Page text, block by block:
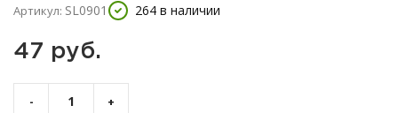
Артикул: SL0901 264 в наличии
47 руб.